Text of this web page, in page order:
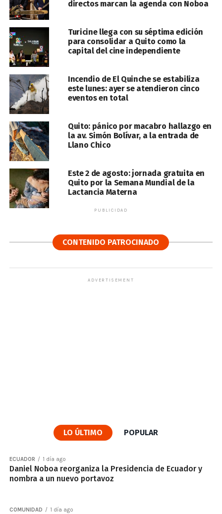
directos marcan la agenda con Noboa
Turicine llega con su séptima edición
para consolidar a Quito como la
capital del cine independiente
Incendio de El Quinche se estabiliza
este lunes: ayer se atendieron cinco
eventos en total
Quito: pánico por macabro hallazgo en
la av. Simón Bolívar, a la entrada de
Llano Chico
Este 2 de agosto: jornada gratuita en
Quito por la Semana Mundial de la
Lactancia Materna
PUBLICIDAD
CONTENIDO PATROCINADO
ADVERTISEMENT
LO ÚLTIMO POPULAR
ECUADOR 1 día ago
Daniel Noboa reorganiza la Presidencia de Ecuador y
nombra a un nuevo portavoz
COMUNIDAD 1 día ago